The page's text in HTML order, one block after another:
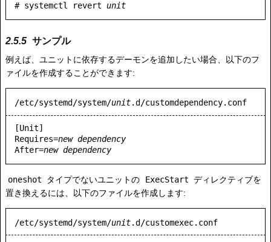
# systemctl revert unit
サンプル
例えば、ユニットに依存するデーモンを追加したい場合、以下のフ
ァイルを作成することができます:
/etc/systemd/system/unit.d/customdependency.conf
[Unit]
Requires=new dependency
After=new dependency
oneshot タイプでないユニットの ExecStart ディレクティブを
置き換えるには、以下のファイルを作成します:
/etc/systemd/system/unit.d/customexec.conf